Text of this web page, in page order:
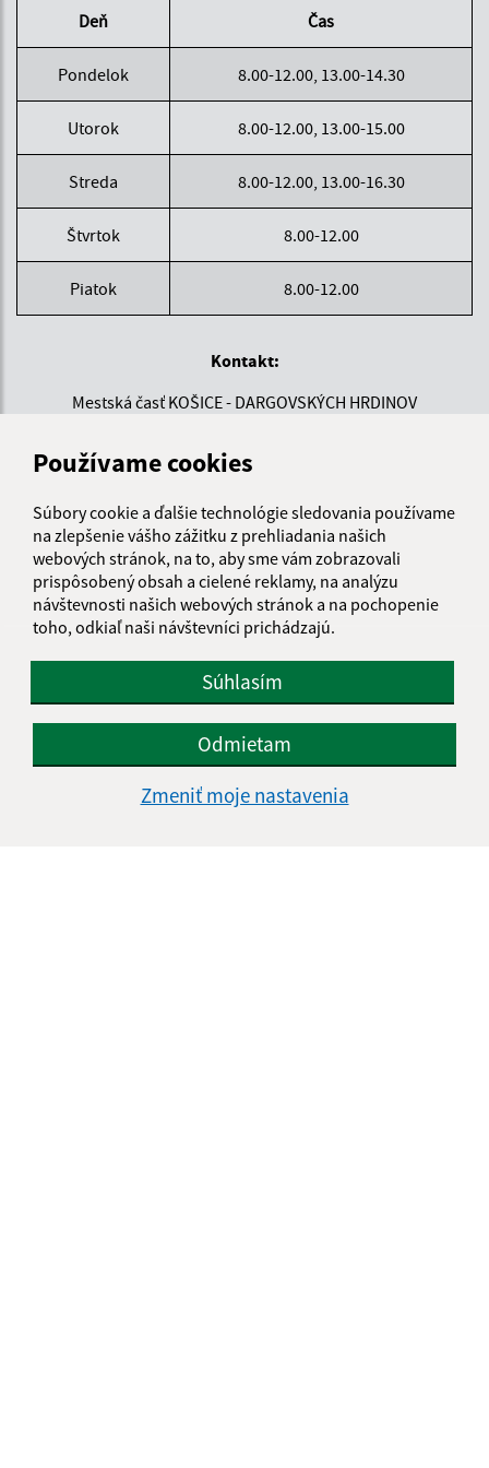
Používame cookies
Súbory cookie a ďalšie technológie sledovania používame
na zlepšenie vášho zážitku z prehliadania našich
webových stránok, na to, aby sme vám zobrazovali
prispôsobený obsah a cielené reklamy, na analýzu
návštevnosti našich webových stránok a na pochopenie
toho, odkiaľ naši návštevníci prichádzajú.
Súhlasím
Odmietam
Zmeniť moje nastavenia
Deň Čas
Pondelok 8.00-12.00, 13.00-14.30
Utorok 8.00-12.00, 13.00-15.00
Streda 8.00-12.00, 13.00-16.30
Štvrtok 8.00-12.00
Piatok 8.00-12.00
Kontakt:
Mestská časť KOŠICE - DARGOVSKÝCH HRDINOV
040 22 Košice
+421 55 300 90 01
IČO: 00690988